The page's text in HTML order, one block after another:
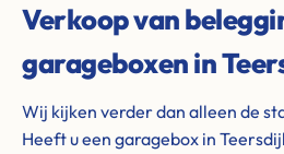
Verkoop van
garageboxen in
Wij kijken verder dan alleen de
Heeft u een garagebox in